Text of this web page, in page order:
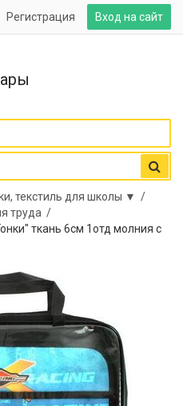
Вход на сайт
Регистрация
текстиль для школы ▼ /
труда /
ткань 6см 1отд молния с